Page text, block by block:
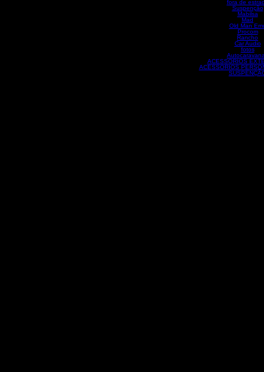
fora de
Suspenção
Mabilsa
Mad
Old Man
Procom
Rancho
Car Audio
fotos
ACESSORIOS
ACESSORIOS